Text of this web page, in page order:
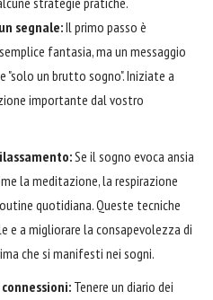
segnale:Il primo passo è
fantasia, ma un messaggio
un brutto sogno". Iniziate a
importante dal vostro
Se il sogno evoca ansia
la meditazione, la respirazione
quotidiana. Queste tecniche
e a migliorare la consapevolezza di
che si manifesti nei sogni.
Tenere un diario dei